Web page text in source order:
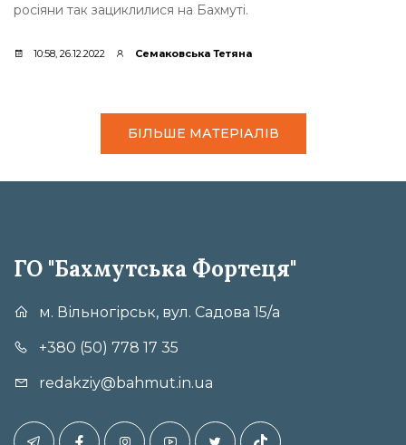
росіяни так зациклилися на Бахмуті.
10:58, 26.12.2022 Семаковська Тетяна
БІЛЬШЕ МАТЕРІАЛІВ
ГО "Бахмутська Фортеця"
м. Вільногірськ, вул. Садова 15/а
+380 (50) 778 17 35
redakziy@bahmut.in.ua